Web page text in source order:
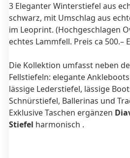
3 Eleganter Winterstiefel aus
schwarz, mit Umschlag aus
im Leoprint. (Hochgeschlagen
echtes Lammfell. Preis ca 500.–
Die Kollektion umfasst neben
Fellstiefeln: elegante
lässige Lederstiefel, lässige
Schnürstiefel, Ballerinas und
Exklusive Taschen ergänzen
Stiefel harmonisch .